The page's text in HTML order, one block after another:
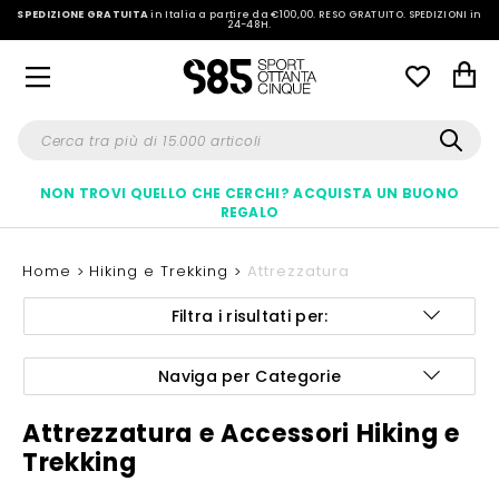
SPEDIZIONE GRATUITAin Italia a partire da €100,00.RESO GRATUITO. SPEDIZIONI in
24-48H.
NON TROVI QUELLO CHE CERCHI? ACQUISTA UN BUONO
REGALO
Home Hiking e Trekking Attrezzatura
Attrezzatura e Accessori Hiking e
Trekking
Filtra i risultati per:
Naviga per Categorie